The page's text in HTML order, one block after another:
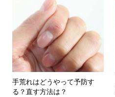
手荒れはどうやって予防す
る？直す方法は？